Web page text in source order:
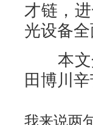
才链，
光设备
本文介
田博川辛
我来说两